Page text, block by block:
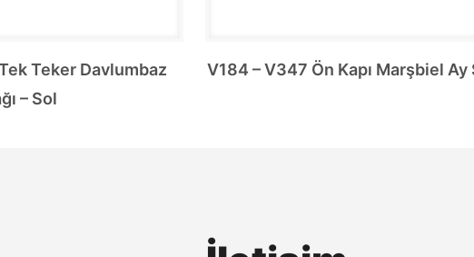
Teker Davlumbaz
– Sol
V184 – V347 Ön Kapı Marşbiel Ay